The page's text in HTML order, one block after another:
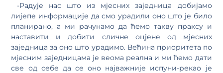
-Радује нас што из мјесних заједница добијамо
лијепе информације да смо урадили оно што је било
планирано, а ми рачунамо да ћемо такву праксу и
наставити и добити сличне оцјене од мјесних
заједница за оно што урадимо. Већина приоритета по
мјесним заједницама је веома реална и ми ћемо дати
све од себе да се оно најважније испуни-рекао је